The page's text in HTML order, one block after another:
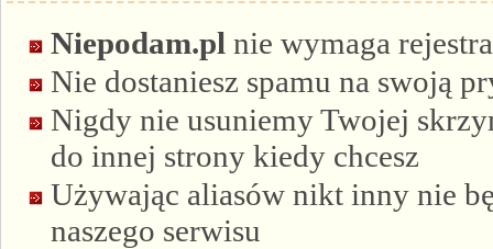
Niepodam.pl nie wymaga
Nie dostaniesz spamu na swoją
Nigdy nie usuniemy Twojej
do innej strony kiedy chcesz
Używając aliasów nikt inny nie
naszego serwisu